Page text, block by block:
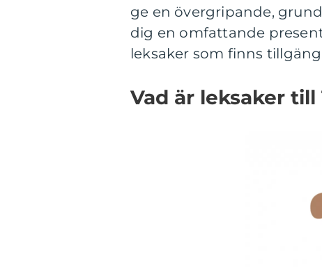
ge en övergripande,
dig en omfattande
leksaker som finns
Vad är leksaker till